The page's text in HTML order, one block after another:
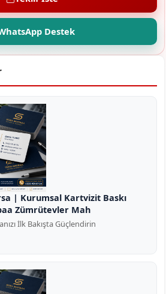
Destek
| Kurumsal Kartvizit Baskı
Zümrütevler Mah
İlk Bakışta Güçlendirin